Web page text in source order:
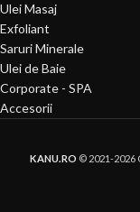
Ulei Masaj
Exfoliant
Saruri Minerale
Ulei de Baie
Corporate - SPA
Accesorii
KANU.RO © 2021-2026